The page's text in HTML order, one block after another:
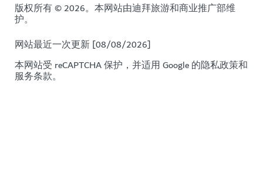
版权所有 © 2026。本网站由迪拜旅游和商业推广部维
护。
网站最近一次更新 [08/08/2026]
本网站受 reCAPTCHA 保护，并适用 Google 的隐私政策和
服务条款。